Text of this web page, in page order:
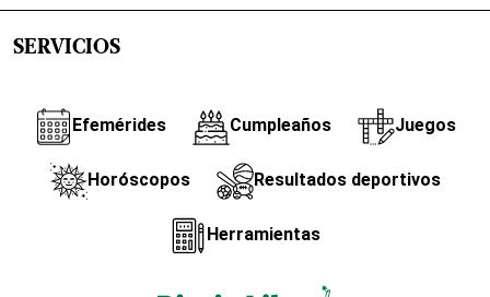
SERVICIOS
Efemérides Cumpleaños Juegos
Horóscopos Resultados deportivos
Herramientas